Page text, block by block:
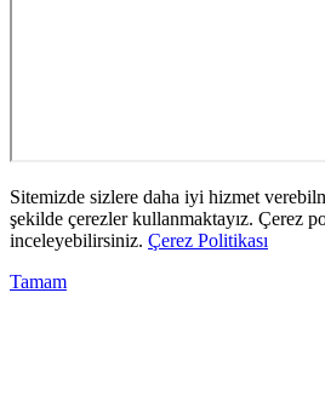
Sitemizde sizlere daha iyi hizmet
şekilde çerezler kullanmaktayız. Çerez
inceleyebilirsiniz. Çerez Politikası
Tamam